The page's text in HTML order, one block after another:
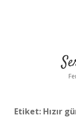
Etiket: Hızır